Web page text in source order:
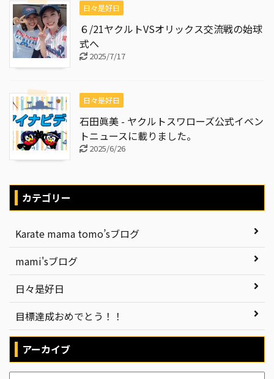
日々是好日
６/21ヤクルトVSオリックス交流戦の始球
式へ
2025/7/17
日々是好日
石田眞美 - ヤクルトスワローズ公式イベン
トニュースに載りました。
2025/6/26
カテゴリー
Karate mama tomo’sブログ
mami'sブログ
日々是好日
目標達成おめでとう！！
アーカイブ